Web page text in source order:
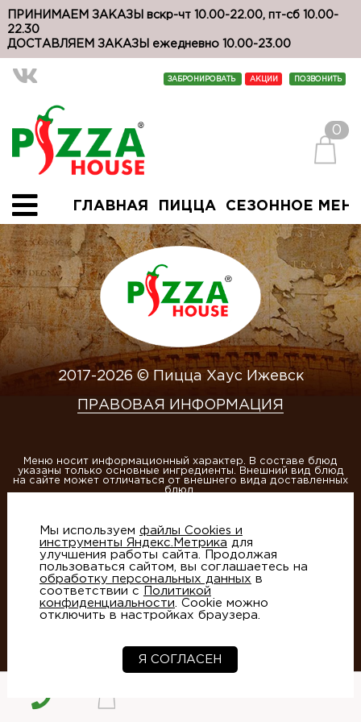
ПРИНИМАЕМ ЗАКАЗЫ вскр-чт 10.00-22.00, пт-сб 10.00-
22.30
ДОСТАВЛЯЕМ ЗАКАЗЫ ежедневно 10.00-23.00
ЗАБРОНИРОВАТЬ АКЦИИ ПОЗВОНИТЬ
0
ГЛАВНАЯ ПИЦЦА СЕЗОННОЕ
2017-2026 © Пицца Хаус Ижевск
ПРАВОВАЯ ИНФОРМАЦИЯ
Меню носит информационный характер. В составе блюд
указаны только основные ингредиенты. Внешний вид блюд
на сайте может отличаться от внешнего вида доставленных
блюд.
Этот сайт защищен reCAPTCHA и Google
конфиденциальностииУсловия использования
- студия Артико
Мы используем файлы Cookies и
инструменты Яндекс.Метрика для
улучшения работы сайта. Продолжая
пользоваться сайтом, вы соглашаетесь на
обработку персональных данных в
соответствии с
Политикой
конфиденциальности . Cookie можно
отключить в настройках браузера.
Я СОГЛАСЕН